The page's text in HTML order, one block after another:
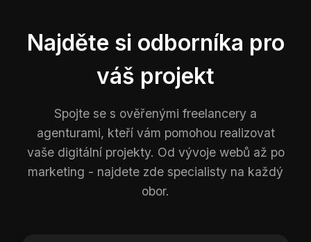
Najděte si odborníka pro
váš projekt
Spojte se s ověřenými freelancery a
agenturami, kteří vám pomohou realizovat
vaše digitální projekty. Od vývoje webů až po
marketing - najdete zde specialisty na každý
obor.